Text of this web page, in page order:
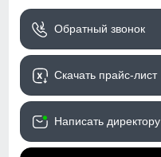
Обратный звонок
Скачать прайс-лист
Написать директору